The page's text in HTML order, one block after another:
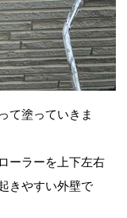
て塗っていきま
ーラーを上下左右
きやすい外壁で